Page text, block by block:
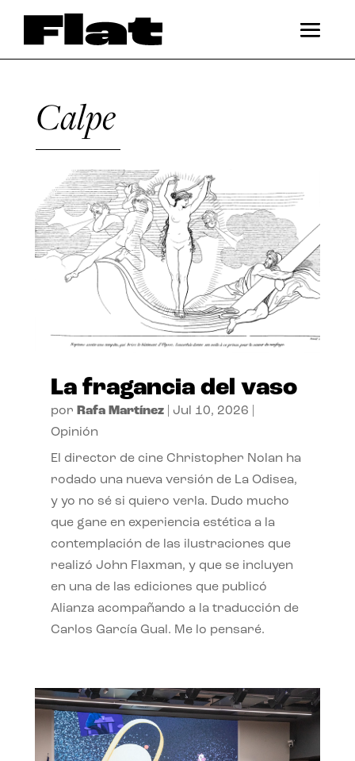
Calpe
La fragancia del vaso
por Rafa Martínez| Jul 10, 2026
Opinión
El director de cine Christopher Nolan ha
rodado una nueva versión de La Odisea,
y yo no sé si quiero verla. Dudo mucho
que gane en experiencia estética a la
contemplación de las ilustraciones que
realizó John Flaxman, y que se incluyen
en una de las ediciones que publicó
Alianza acompañando a la traducción de
Carlos García Gual. Me lo pensaré.